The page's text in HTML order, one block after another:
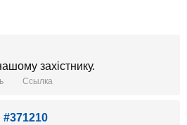
захістнику.
Ссылка